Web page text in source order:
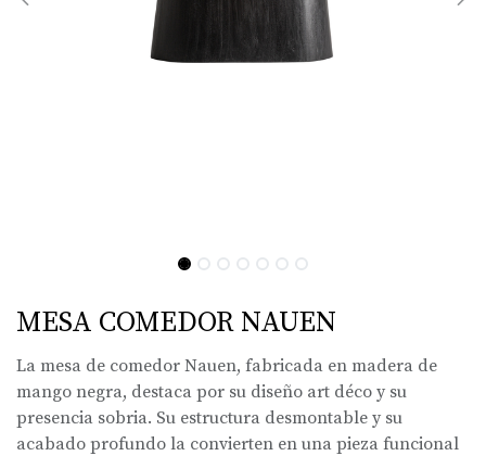
MESA COMEDOR NAUEN
La mesa de comedor Nauen, fabricada en madera de
mango negra, destaca por su diseño art déco y su
presencia sobria. Su estructura desmontable y su
acabado profundo la convierten en una pieza funcional